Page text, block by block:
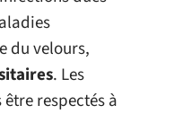
du velours,
. Les
respectés à